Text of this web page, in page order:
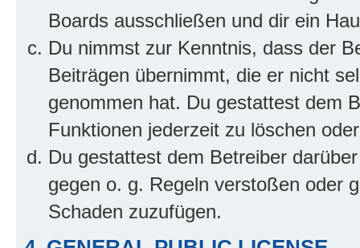
Boards ausschließen und dir ein
Du nimmst zur Kenntnis, dass der
Beiträgen übernimmt, die er nicht
genommen hat. Du gestattest dem
Funktionen jederzeit zu löschen
Du gestattest dem Betreiber
gegen o. g. Regeln verstoßen oder
Schaden zuzufügen.